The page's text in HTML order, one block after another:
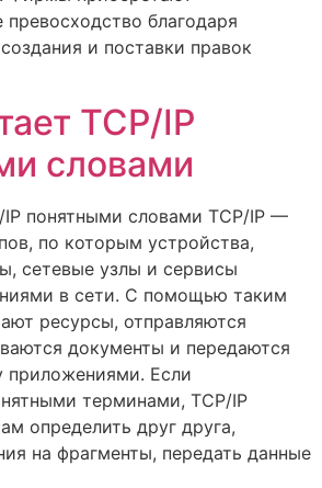
превосходство благодаря
и поставки правок
TCP/IP
словами
IP понятными словами TCP/IP —
по которым устройства,
сетевые узлы и сервисы
в сети. С помощью таким
ресурсы, отправляются
документы и передаются
Если
терминами, TCP/IP
определить друг друга,
на фрагменты, передать данные